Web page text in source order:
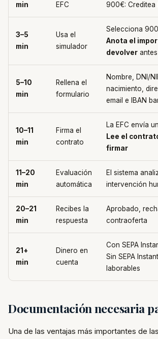
min
EFC
900€: Creditea
3–5
min
Usa el
simulador
Selecciona
Anota el
devolver
5–10
min
Rellena el
formulario
Nombre, DNI/
nacimiento,
email e IBAN
10–11
min
Firma el
contrato
La EFC envía
Lee el
firmar
11–20
min
Evaluación
automática
El sistema
intervención
20–21
min
Recibes la
respuesta
Aprobado,
contraoferta
21+
min
Dinero en
cuenta
Con SEPA
Sin SEPA
laborables
Documentación necesaria
Una de las ventajas más importantes de